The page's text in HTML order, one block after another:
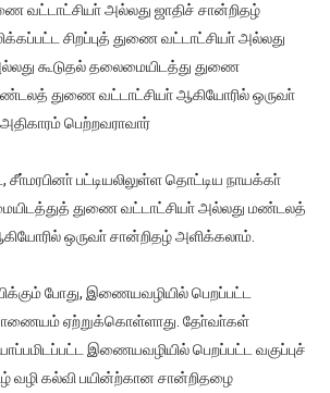
வட்டாட்சியா் அல்லது ஜாதிச் சான்றிதழ்
சிறப்புத் துணை வட்டாட்சியா் அல்லது
கூடுதல் தலைமையிடத்து துணை
துணை வட்டாட்சியா் ஆகியோரில் ஒருவா்
பெற்றவராவார்
சீா்மரபினா் பட்டியலிலுள்ள தொட்டிய நாயக்கா்
துணை வட்டாட்சியா் அல்லது மண்டலத்
ஒருவா் சான்றிதழ் அளிக்கலாம்.
போது, இணையவழியில் பெறப்பட்ட
ஏற்றுக்கொள்ளாது. தோ்வா்கள்
இணையவழியில் பெறப்பட்ட வகுப்புச்
வழி கல்வி பயின்ற்கான சான்றிதழை